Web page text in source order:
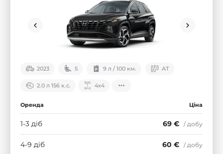
2023 5 9 л / 100 км. АТ
2.0 л 156 к.с. 4х4
Оренда Ціна
1-3 діб 69 € / добу
4-9 діб 60 € / добу